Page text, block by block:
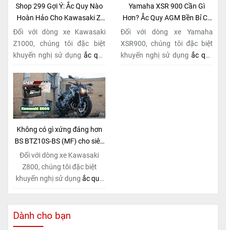
Shop 299 Gợi Ý: Ắc Quy Nào
Hoàn Hảo Cho Kawasaki Z-
Series Naked Bike?
Đối với dòng xe Kawasaki
Z1000, chúng tôi đặc biệt
khuyến nghị sử dụng ắc quy
không chỉ là một lựa chọn
thông thường, mà còn là giải
pháp hoàn hảo được thiết kế
dành riêng cho "chiến mã"
này. Với
công nghệ MF
(Maintenance Free)tiên tiến,
toàn không cần bảo dưỡng.
Yamaha XSR 900 Cần Gì
Hơn? Ắc Quy AGM Bền Bỉ Có
Tại Shop 299
Đối với dòng xe Yamaha
XSR900, chúng tôi đặc biệt
khuyến nghị sử dụng ắc quy
Không có gì xứng đáng hơn
BS BTZ10S-BS (MF) cho siêu
phẩm Kawasaki Z800!
Đối với dòng xe Kawasaki
Z800, chúng tôi đặc biệt
khuyến nghị sử dụng ắc quy
thông thường, mà còn là giải
pháp hoàn hảo được thiết kế
Dành cho bạn